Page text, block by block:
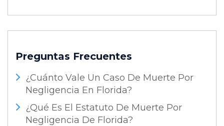
Preguntas Frecuentes
¿Cuánto Vale Un Caso De Muerte Por
Negligencia En Florida?
¿Qué Es El Estatuto De Muerte Por
Negligencia De Florida?